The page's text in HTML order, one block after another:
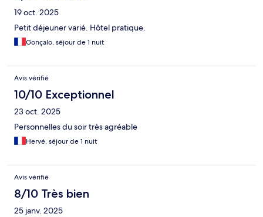
19 oct. 2025
Petit déjeuner varié. Hôtel pratique.
Gonçalo, séjour de 1 nuit
Avis vérifié
10/10 Exceptionnel
23 oct. 2025
Personnelles du soir très agréable
Hervé, séjour de 1 nuit
Avis vérifié
8/10 Très bien
25 janv. 2025